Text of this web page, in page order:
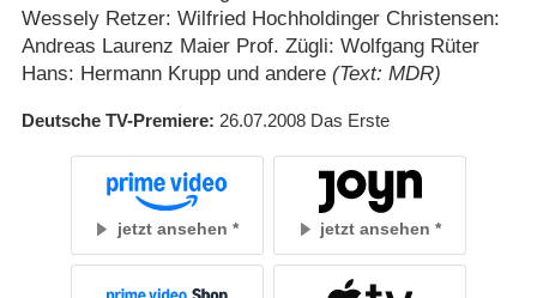
Wessely Retzer: Wilfried Hochholdinger Christensen:
Andreas Laurenz Maier Prof. Zügli: Wolfgang Rüter
Hans: Hermann Krupp und andere (Text: MDR)
Deutsche TV-Premiere 26.07.2008 Das Erste
jetzt ansehen jetzt ansehen